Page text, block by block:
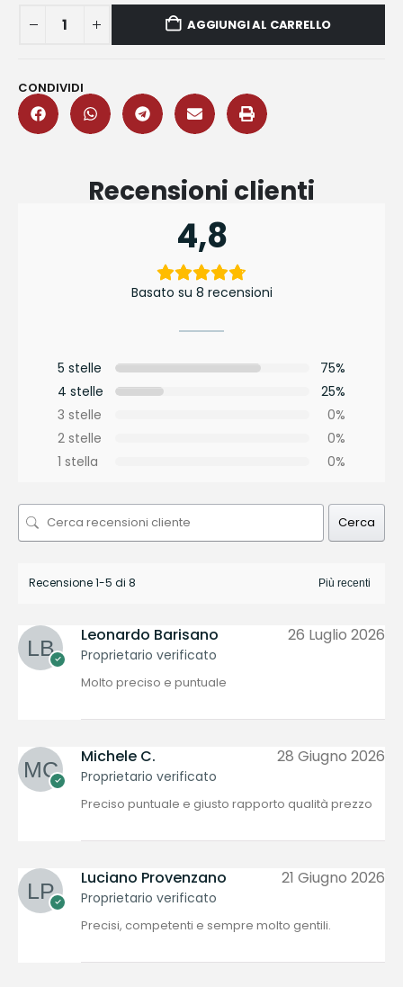
AGGIUNGI AL CARRELLO
CONDIVIDI
Recensioni clienti
4,8
Basato su 8 recensioni
5 stelle
75%
4 stelle
25%
3 stelle
0%
2 stelle
0%
1 stella
0%
Cerca
Recensione 1-5 di 8
Leonardo Barisano
Proprietario verificato
26 Luglio 2026
Molto preciso e puntuale
Michele C.
Proprietario verificato
28 Giugno 2026
Preciso puntuale e giusto rapporto qualità prezzo
Luciano Provenzano
Proprietario verificato
21 Giugno 2026
Precisi, competenti e sempre molto gentili.